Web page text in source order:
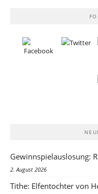
Gewinnspielauslosung:
2. August 2026
Tithe: Elfentochter von